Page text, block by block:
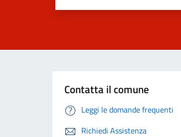
Contatta il comune
Leggi le domande frequenti
Richiedi Assistenza